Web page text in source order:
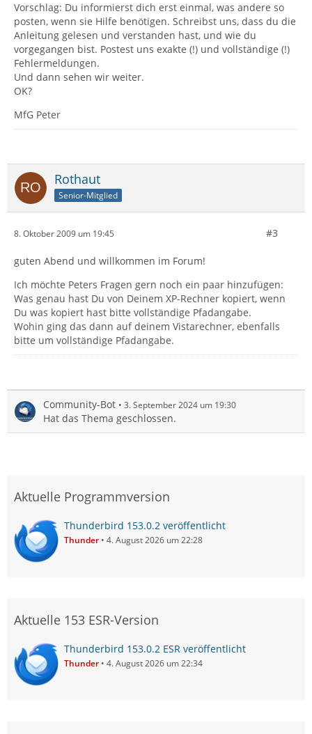
Vorschlag: Du informierst dich erst einmal, was andere so
posten, wenn sie Hilfe benötigen. Schreibst uns, dass du die
Anleitung gelesen und verstanden hast, und wie du
vorgegangen bist. Postest uns exakte (!) und vollständige (!)
Fehlermeldungen.
Und dann sehen wir weiter.
OK?
MfG Peter
Rothaut
Senior-Mitglied
8. Oktober 2009 um 19:45 #3
guten Abend und willkommen im Forum!
Ich möchte Peters Fragen gern noch ein paar hinzufügen:
Was genau hast Du von Deinem XP-Rechner kopiert, wenn
Du was kopiert hast bitte vollständige Pfadangabe.
Wohin ging das dann auf deinem Vistarechner, ebenfalls
bitte um vollständige Pfadangabe.
Community-Bot 3. September 2024 um 19:30
Hat das Thema geschlossen.
Aktuelle Programmversion
Thunderbird 153.0.2 veröffentlicht
Thunder 4. August 2026 um 22:28
Aktuelle 153 ESR-Version
Thunderbird 153.0.2 ESR veröffentlicht
Thunder 4. August 2026 um 22:34